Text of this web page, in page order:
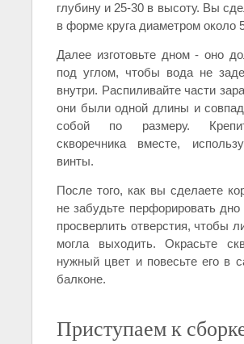
глубину и 25-30 в высоту. Вы
в форме круга диаметром около
Далее изготовьте дном - оно
под углом, чтобы вода не
внутри. Распиливайте части
они были одной длины и
собой по размеру.
скворечника вместе,
винты.
После того, как вы сделаете
не забудьте перфорировать дно
просверлить отверстия, чтобы
могла выходить. Окрасьте
нужный цвет и повесьте его в
балконе.
Приступаем к